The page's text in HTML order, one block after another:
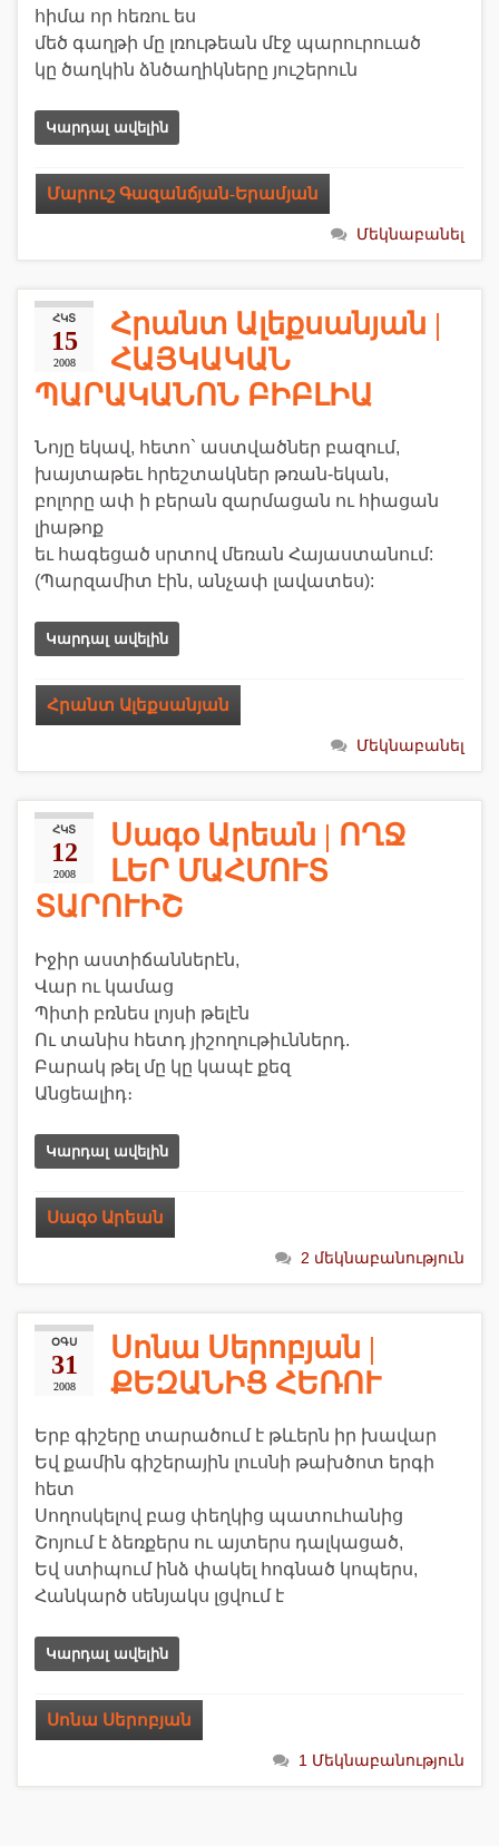
հիմա որ հեռու ես
մեծ գաղթի մը լռութեան մէջ պարուրուած
կը ծաղկին ձնծաղիկները յուշերուն
Կարդալ ավելին
Մարուշ Գազանճյան-Երամյան
Մեկնաբանել
ՀԿՏ
15
2008
Հրանտ Ալեքսանյան |
ՀԱՅԿԱԿԱՆ
ՊԱՐԱԿԱՆՈՆ ԲԻԲԼԻԱ
Նոյը եկավ, հետո` աստվածներ բազում,
խայտաթեւ հրեշտակներ թռան-եկան,
բոլորը ափ ի բերան զարմացան ու հիացան
լիաթոք
եւ հագեցած սրտով մեռան Հայաստանում:
(Պարզամիտ էին, անչափ լավատես):
Կարդալ ավելին
Հրանտ Ալեքսանյան
Մեկնաբանել
ՀԿՏ
12
2008
Սագօ Արեան | ՈՂՋ
ԼԵՐ ՄԱՀՄՈՒՏ
ՏԱՐՈՒԻՇ
Իջիր աստիճաններէն,
Վար ու կամաց
Պիտի բռնես լոյսի թելէն
Ու տանիս հետդ յիշողութիւններդ.
Բարակ թել մը կը կապէ քեզ
Անցեալիդ։
Կարդալ ավելին
Սագօ Արեան
2 մեկնաբանություն
ՕԳՍ
31
2008
Սոնա Սերոբյան |
ՔԵԶԱՆԻՑ ՀԵՌՈՒ
Երբ գիշերը տարածում է թևերն իր խավար
Եվ քամին գիշերային լուսնի թախծոտ երգի
հետ
Սողոսկելով բաց փեղկից պատուհանից
Շոյում է ձեռքերս ու այտերս դալկացած,
Եվ ստիպում ինձ փակել հոգնած կոպերս,
Հանկարծ սենյակս լցվում է
Կարդալ ավելին
Սոնա Սերոբյան
1 Մեկնաբանություն